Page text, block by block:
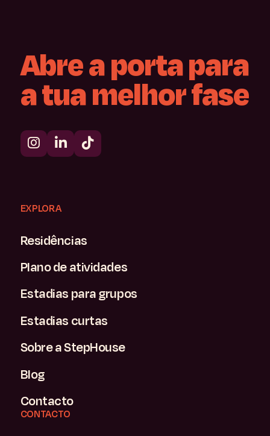
Abreaportapara
atuamelhorfase
EXPLORA
Residências
Plano de atividades
Estadias para grupos
Estadias curtas
Sobre a StepHouse
Blog
Contacto
CONTACTO